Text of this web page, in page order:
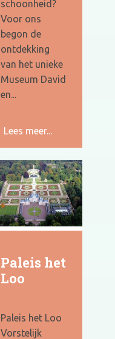
schoonheid?
Voor ons
begon de
ontdekking
van het unieke
Museum David
en...
Lees meer...
Paleis het
Loo
Paleis het Loo
Vorstelijk